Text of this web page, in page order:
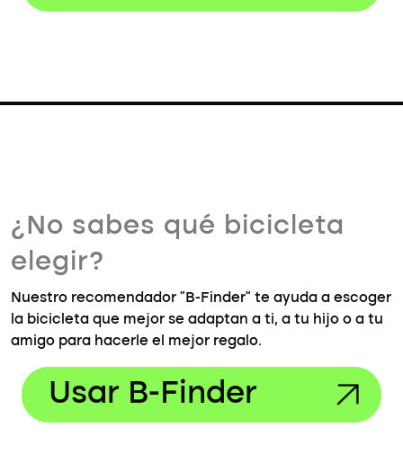
¿No sabes qué bicicleta
elegir?
Nuestro recomendador "B-Finder" te ayuda a escoger
la bicicleta que mejor se adaptan a ti, a tu hijo o a tu
amigo para hacerle el mejor regalo.
Usar B-Finder